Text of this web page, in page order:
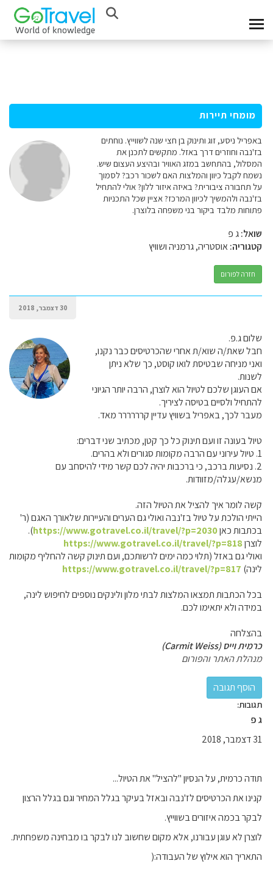
מומחי תיירות
באפריל ניסע, זוג ותינוק בן חצי שנה לשווייץ. נוחתים
בז'נבה וחוזרים דרך באזל. מתקשים לתכנן את
המסלול, בהתחשב במזג האוויר ובהיצע העצום שיש.
נשמח לקבל כיוון והמלצות האם לשכור רכב? לסמוך
על תחבורה ציבורית? באיזה איזור ללון? אולי להתחיל
בז'נבה ולהמשיך לכיוון המרכז? אציין שכל התכניות
פתוחות מלבד ביקור בני משפחה בלוצרן.
שואל:ג פ
קטגוריה:אוסטריה, גרמניה ושוויץ
חזרה לפורום
30 דצמבר, 2018
שלום ג.פ.
חבל שאת/ה שוא/ת אחרי שהכרטיסים כבר נקנו,
ואני מניחה שבטיסת לואו קוסט, כך שלא ניתן
לשנות.
אם העוגן שלכם לטיול הוא לוצרן, הרבה יותר הגיוני
להתחיל ולסיים בטיסה לציריך.
מעבר לכך, באפריל בשוויץ עדיין קרררררר מאד.
טיול בעונה זו ועם תינוק כל כך קטן, מכתיב שני דברים:
1. טיול עירוני עם הרבה מקומות סגורים ולא בהרים.
2. נסיעות ברכב, כי ברכבות יהיה לכם קשר מידי להיסחב עם
מנשא/עגלה/מזוודות.
קשה לומר איך להציל את הטיול הזה.
הייתי הולכת על טיול בז'נבה ואולי גם הערים והעיירות שלאורך האגם (ר'
בכתבות כאןhttps://www.gotravel.co.il/travel/?p=2030
).
לוצרןhttps://www.gotravel.co.il/travel/?p=818
ואולי גם באזל (תלוי כמה ימים לרשותכם, ועם תינוק קשה להחליף מקומות
לינה) https://www.gotravel.co.il/travel/?p=817
בכל הכתבות תמצאו המלצות לבתי מלון ולינקים נוספים לחיפוש לינה,
במידה ולא יתאימו לכם.
בהצלחה
כרמית וייס (Carmit Weiss)
מנהלת האתר והפורום
תגובות:
ג פ
31 דצמבר, 2018
תודה כרמית, על הנסיון "להציל" את הטיול...
קנינו את הכרטיסים לז'נבה ובאזל בעיקר בגלל המחיר וגם בגלל הרצון
לבקר בכמה איזורים בשווייץ.
לוצרן לא עוגן עבורנו, אלא מקום שחשוב לנו לבקר בו מבחינה משפחתית.
התאריך הוא אילוץ של העבודה:(